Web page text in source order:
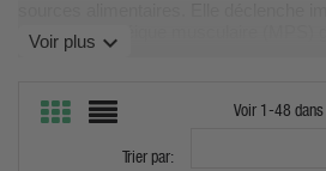
synthèse protéique musculaire (MPS)
Leucine, l'acide aminé clé qui active le
de Whey,Whey Hydrolysées
t'aideront à faire ton choix ! Cette
très efficace pour une prise de masse
sec et défini, c'est à ta portée !
Voir plus expand_more
Voir 1-48
Trier par: